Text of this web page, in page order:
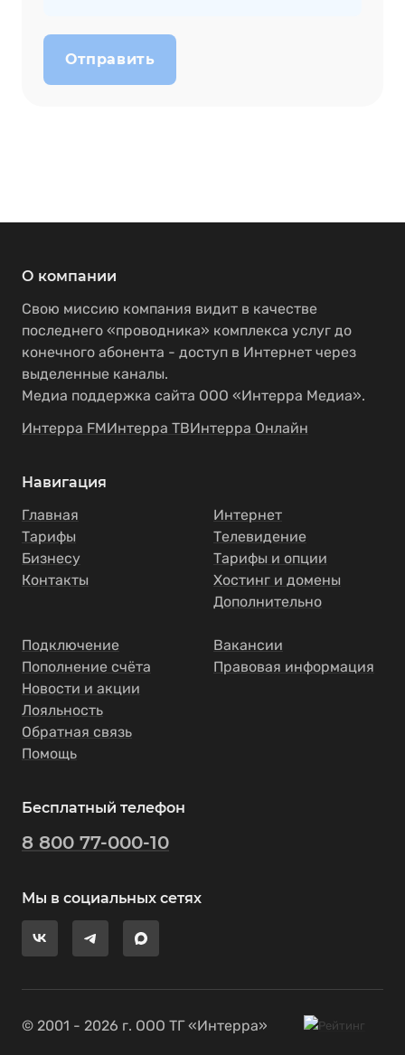
Отправить
О компании
Свою миссию компания видит в качестве
последнего «проводника» комплекса услуг до
конечного абонента - доступ в Интернет через
выделенные каналы.
Медиа поддержка сайта ООО «Интерра Медиа».
Интерра FMИнтерра ТВИнтерра Онлайн
Навигация
Главная
Тарифы
Бизнесу
Контакты
Интернет
Телевидение
Тарифы и опции
Хостинг и домены
Дополнительно
Подключение
Пополнение счёта
Новости и акции
Лояльность
Обратная связь
Помощь
Вакансии
Правовая информация
Бесплатный телефон
8 800 77-000-10
Мы в социальных сетях
© 2001 - 2026 г. ООО ТГ «Интерра»